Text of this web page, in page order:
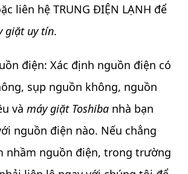
liên hệ TRUNG ĐIỆN LẠNH để
giặt uy tín.
điện: Xác định nguồn điện có
sụp nguồn không, nguồn
vàmáy giặt Toshiba nhà bạn
nguồn điện nào. Nếu chẳng
nhầm nguồn điện, trong trường